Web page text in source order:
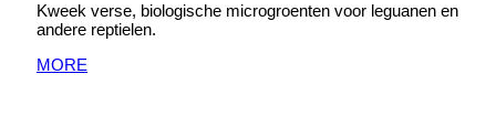
Kweek verse, biologische microgroenten voor leguanen en
andere reptielen.
MORE